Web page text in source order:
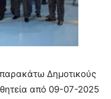
Δημοτικούς
από 09-07-2025